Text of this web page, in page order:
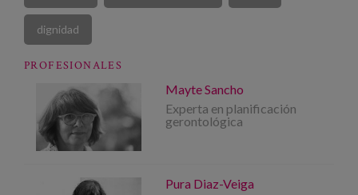
dignidad
PROFESIONALES
Mayte Sancho
Experta en planificación
gerontológica
Pura Diaz-Veiga